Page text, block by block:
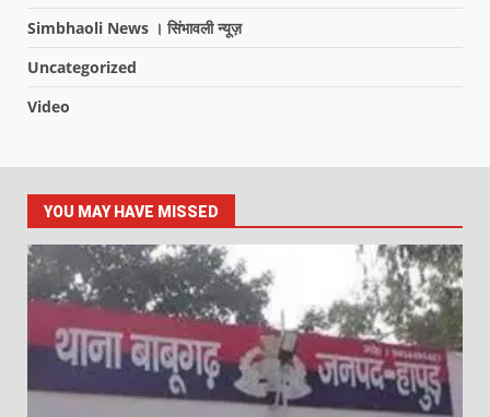
Simbhaoli News । सिंभावली न्यूज़
Uncategorized
Video
YOU MAY HAVE MISSED